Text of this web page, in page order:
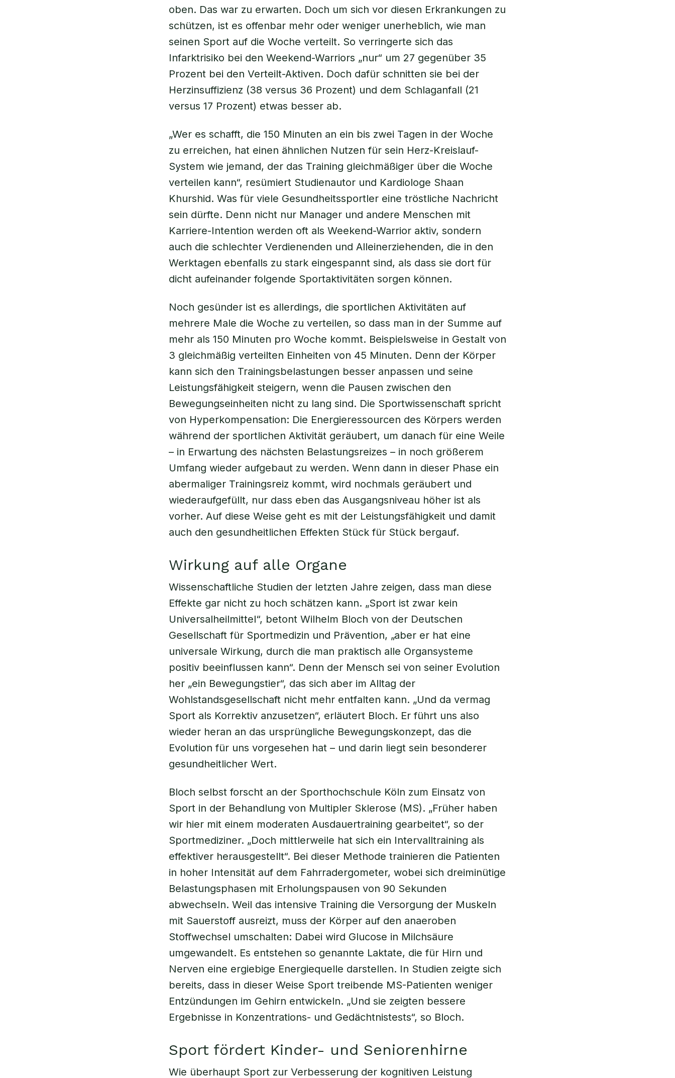
oben. Das war zu erwarten. Doch um sich vor diesen Erkrankungen zu
schützen, ist es offenbar mehr oder weniger unerheblich, wie man
seinen Sport auf die Woche verteilt. So verringerte sich das
Infarktrisiko bei den Weekend-Warriors „nur“ um 27 gegenüber 35
Prozent bei den Verteilt-Aktiven. Doch dafür schnitten sie bei der
Herzinsuffizienz (38 versus 36 Prozent) und dem Schlaganfall (21
versus 17 Prozent) etwas besser ab.
„Wer es schafft, die 150 Minuten an ein bis zwei Tagen in der Woche
zu erreichen, hat einen ähnlichen Nutzen für sein Herz-Kreislauf-
System wie jemand, der das Training gleichmäßiger über die Woche
verteilen kann“, resümiert Studienautor und Kardiologe Shaan
Khurshid. Was für viele Gesundheitssportler eine tröstliche Nachricht
sein dürfte. Denn nicht nur Manager und andere Menschen mit
Karriere-Intention werden oft als Weekend-Warrior aktiv, sondern
auch die schlechter Verdienenden und Alleinerziehenden, die in den
Werktagen ebenfalls zu stark eingespannt sind, als dass sie dort für
dicht aufeinander folgende Sportaktivitäten sorgen können.
Noch gesünder ist es allerdings, die sportlichen Aktivitäten auf
mehrere Male die Woche zu verteilen, so dass man in der Summe auf
mehr als 150 Minuten pro Woche kommt. Beispielsweise in Gestalt von
3 gleichmäßig verteilten Einheiten von 45 Minuten. Denn der Körper
kann sich den Trainingsbelastungen besser anpassen und seine
Leistungsfähigkeit steigern, wenn die Pausen zwischen den
Bewegungseinheiten nicht zu lang sind. Die Sportwissenschaft spricht
von Hyperkompensation: Die Energieressourcen des Körpers werden
während der sportlichen Aktivität geräubert, um danach für eine Weile
– in Erwartung des nächsten Belastungsreizes – in noch größerem
Umfang wieder aufgebaut zu werden. Wenn dann in dieser Phase ein
abermaliger Trainingsreiz kommt, wird nochmals geräubert und
wiederaufgefüllt, nur dass eben das Ausgangsniveau höher ist als
vorher. Auf diese Weise geht es mit der Leistungsfähigkeit und damit
auch den gesundheitlichen Effekten Stück für Stück bergauf.
Wirkung auf alle Organe
Wissenschaftliche Studien der letzten Jahre zeigen, dass man diese
Effekte gar nicht zu hoch schätzen kann. „Sport ist zwar kein
Universalheilmittel“, betont Wilhelm Bloch von der Deutschen
Gesellschaft für Sportmedizin und Prävention, „aber er hat eine
universale Wirkung, durch die man praktisch alle Organsysteme
positiv beeinflussen kann“. Denn der Mensch sei von seiner Evolution
her „ein Bewegungstier“, das sich aber im Alltag der
Wohlstandsgesellschaft nicht mehr entfalten kann. „Und da vermag
Sport als Korrektiv anzusetzen“, erläutert Bloch. Er führt uns also
wieder heran an das ursprüngliche Bewegungskonzept, das die
Evolution für uns vorgesehen hat – und darin liegt sein besonderer
gesundheitlicher Wert.
Bloch selbst forscht an der Sporthochschule Köln zum Einsatz von
Sport in der Behandlung von Multipler Sklerose (MS). „Früher haben
wir hier mit einem moderaten Ausdauertraining gearbeitet“, so der
Sportmediziner. „Doch mittlerweile hat sich ein Intervalltraining als
effektiver herausgestellt“. Bei dieser Methode trainieren die Patienten
in hoher Intensität auf dem Fahrradergometer, wobei sich dreiminütige
Belastungsphasen mit Erholungspausen von 90 Sekunden
abwechseln. Weil das intensive Training die Versorgung der Muskeln
mit Sauerstoff ausreizt, muss der Körper auf den anaeroben
Stoffwechsel umschalten: Dabei wird Glucose in Milchsäure
umgewandelt. Es entstehen so genannte Laktate, die für Hirn und
Nerven eine ergiebige Energiequelle darstellen. In Studien zeigte sich
bereits, dass in dieser Weise Sport treibende MS-Patienten weniger
Entzündungen im Gehirn entwickeln. „Und sie zeigten bessere
Ergebnisse in Konzentrations- und Gedächtnistests“, so Bloch.
Sport fördert Kinder- und Seniorenhirne
Wie überhaupt Sport zur Verbesserung der kognitiven Leistung